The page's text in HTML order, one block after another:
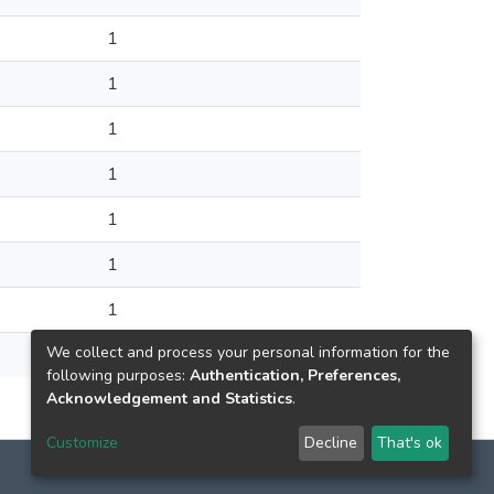
1
1
1
1
1
1
1
1
We collect and process your personal information for the
following purposes: Authentication, Preferences,
Acknowledgement and Statistics.
Customize Decline That's ok